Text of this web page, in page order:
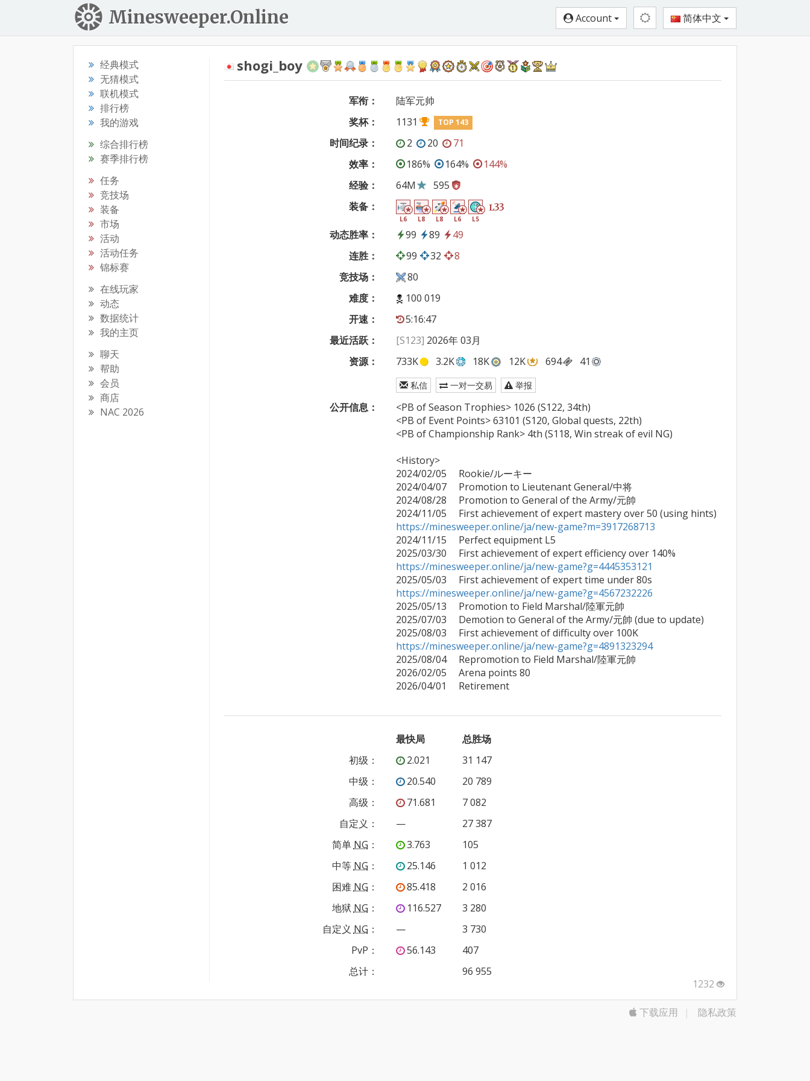
Minesweeper.Online Account 简体中文
经典模式
无猜模式
联机模式
排行榜
我的游戏
综合排行榜
赛季排行榜
任务
竞技场
装备
市场
活动
活动任务
锦标赛
在线玩家
动态
数据统计
我的主页
聊天
帮助
会员
商店
NAC 2026
shogi_boy
军衔：
陆军元帅
奖杯：
1131 TOP 143
时间纪录： 2 20
71
效率：
186% 164%
144%
经验：
64M
595
装备：
L6 L8 L8 L6 L5
L33
动态胜率： 99 89
49
连胜：
99 32
8
竞技场：
80
难度：
100 019
开速：
5:16:47
最近活跃：
[S123] 2026年 03月
资源：
733K 3.2K 18K 12K 694 41
私信 一对一交易 举报
公开信息：
<PB of Season Trophies> 1026 (S122, 34th)
<PB of Event Points> 63101 (S120, Global quests, 22th)
<PB of Championship Rank> 4th (S118, Win streak of evil NG)
<History>
2024/02/05     Rookie/ルーキー
2024/04/07     Promotion to Lieutenant General/中将
2024/08/28     Promotion to General of the Army/元帥
https://minesweeper.online/ja/new-game?m=3917268713
2024/11/15     Perfect equipment L5
https://minesweeper.online/ja/new-game?g=4445353121
https://minesweeper.online/ja/new-game?g=4567232226
2025/05/13     Promotion to Field Marshal/陸軍元帥
2025/07/03     Demotion to General of the Army/元帥 (due to update)
2025/08/03     First achievement of difficulty over 100K
https://minesweeper.online/ja/new-game?g=4891323294
2025/08/04     Repromotion to Field Marshal/陸軍元帥
2026/02/05     Arena points 80
2026/04/01     Retirement
最快局
总胜场
初级 ： 2.021
31 147
中级 ： 20.540
20 789
高级 ： 71.681
7 082
自定义 ： —
27 387
简单 NG ： 3.763
105
中等 NG ： 25.146
1 012
困难 NG ： 85.418
2 016
地狱 NG ： 116.527
3 280
自定义 NG ： —
3 730
PvP ： 56.143
407
总计：
96 955
1232
下载应用 | 隐私政策